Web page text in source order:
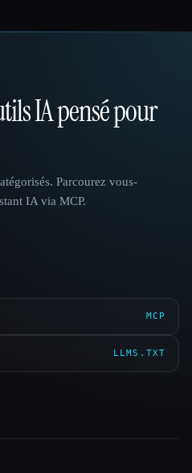
IA pensé pour
Parcourez vous-
IA via MCP.
MCP
LLMS.TXT